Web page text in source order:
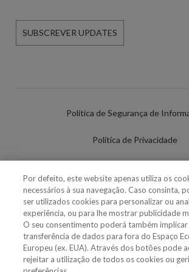
SUBSCREVER UPDATES
Política de Segurança de
Política de Privacidade
Política de Cookies
Definições de cookies
Uso Fraudulento Nome/
Por defeito, este website apenas utiliza os
necessários à sua navegação. Caso consinta,
ser utilizados cookies para personalizar ou
experiência, ou para lhe mostrar publicidade
O seu consentimento poderá também implicar
transferência de dados para fora do Espaço
Europeu (ex. EUA). Através dos botões pode
rejeitar a utilização de todos os cookies ou